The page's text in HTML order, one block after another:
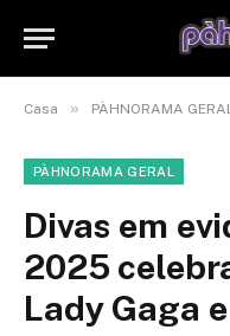
Casa » PÀHNORAMA
PÀHNORAMA GERAL
Divas em
2025
Lady Gaga